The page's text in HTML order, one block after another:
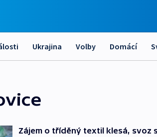
Ukrajina Volby Domácí
Zájem o tříděný textil klesá, svoz